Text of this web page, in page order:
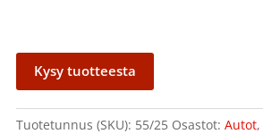
Kysy tuotteesta
Tuotetunnus (SKU): 55/25 Osastot: Autot,